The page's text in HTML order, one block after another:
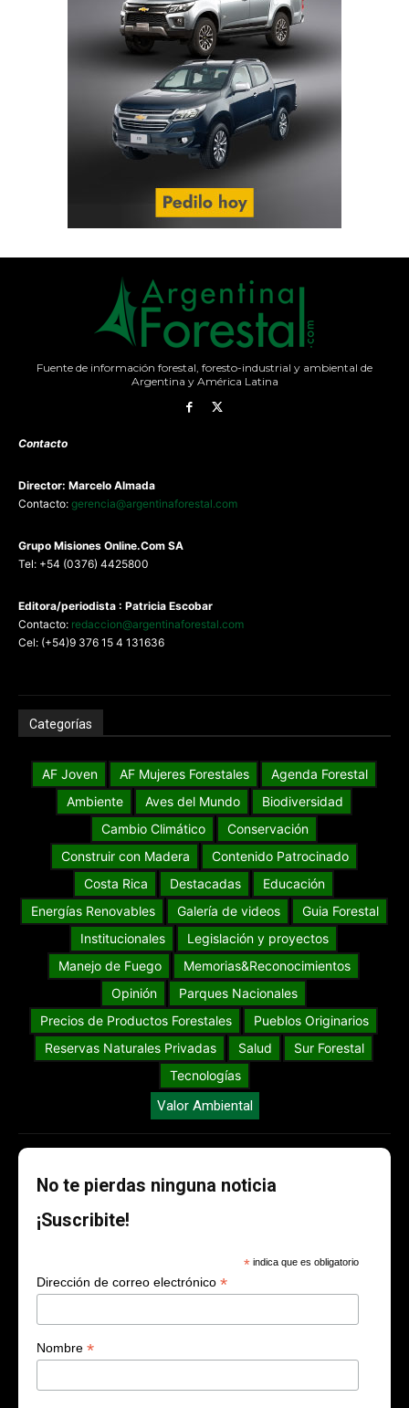
Fuente de información forestal, foresto-industrial y ambiental de
Argentina y América Latina
Contacto
Director: Marcelo Almada
Contacto: gerencia@argentinaforestal.com
Grupo Misiones Online.Com SA
Tel: +54 (0376) 4425800
Editora/periodista : Patricia Escobar
Contacto: redaccion@argentinaforestal.com
Cel: (+54)9 376 15 4 131636
Categorías
AF Joven AF Mujeres Forestales
Agenda Forestal
Ambiente
Aves del Mundo
Biodiversidad
Cambio Climático
Conservación
Construir con Madera
Contenido Patrocinado
Costa Rica
Destacadas
Educación
Energías Renovables
Galería de videos
Guia Forestal
Institucionales
Legislación y proyectos
Manejo de Fuego
Memorias&Reconocimientos
Opinión
Parques Nacionales
Precios de Productos Forestales
Pueblos Originarios
Reservas Naturales Privadas
Salud
Sur Forestal
Tecnologías
Valor Ambiental
No te pierdas ninguna noticia
¡Suscribite!
* indica que es obligatorio
Dirección de correo electrónico *
Nombre *